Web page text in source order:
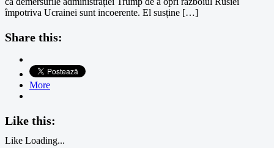
împotriva Ucrainei sunt incoerente. El susține […]
Share this:
More
Like this:
Like Loading...